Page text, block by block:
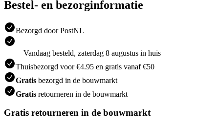
Bestel- en bezorginformatie
Bezorgd door PostNL
Vandaag besteld, zaterdag 8 augustus in huis
Thuisbezorgd voor €4.95 en gratis vanaf €50
Gratis bezorgd in de bouwmarkt
Gratis retourneren in de bouwmarkt
Gratis retourneren in de bouwmarkt